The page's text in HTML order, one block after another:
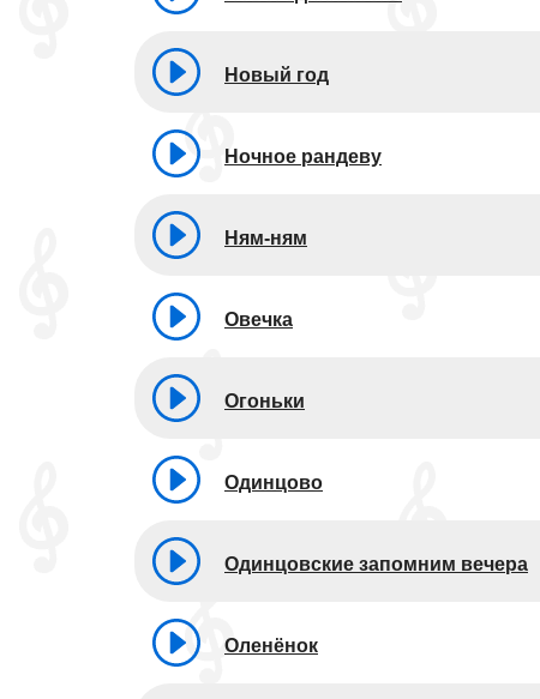
Новый год
Ночное рандеву
Ням-ням
Овечка
Огоньки
Одинцово
Одинцовские запомним вечера
Оленёнок